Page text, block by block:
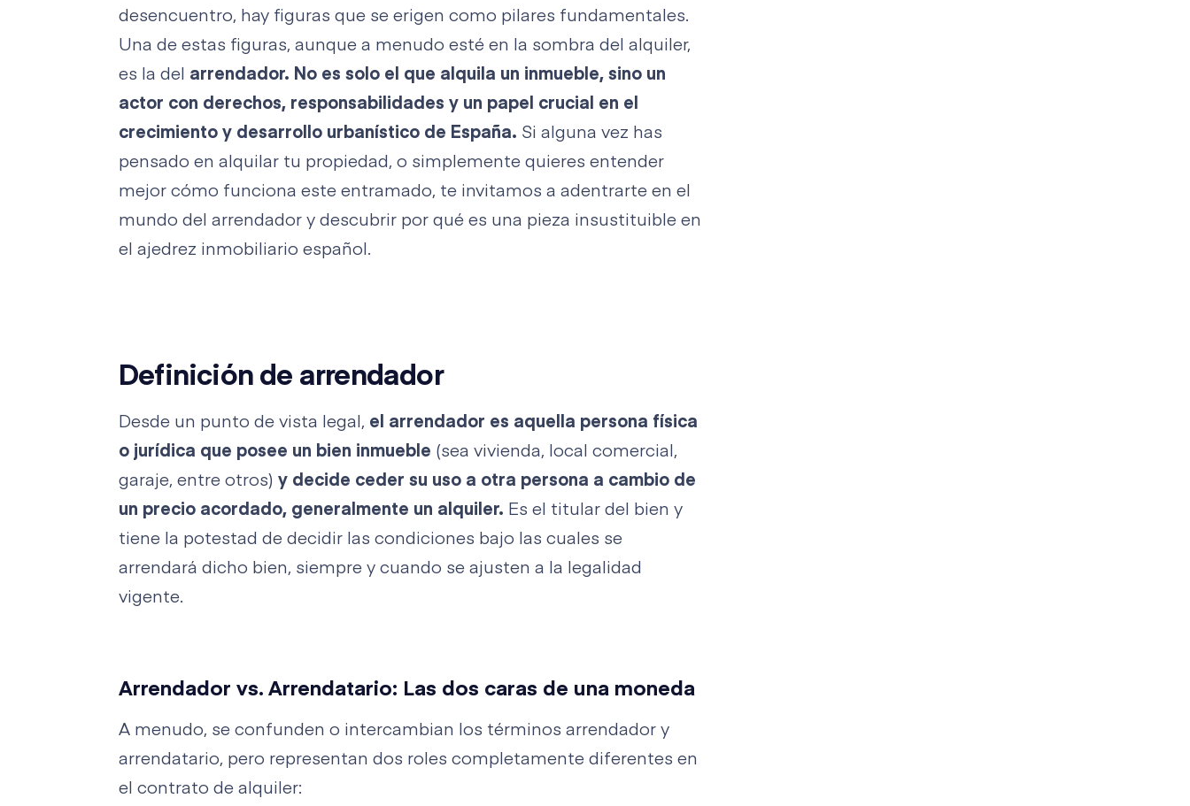
desencuentro, hay figuras que se erigen como pilares fundamentales.
Una de estas figuras, aunque a menudo esté en la sombra del alquiler,
es la del arrendador. No es solo el que alquila un inmueble, sino un
actor con derechos, responsabilidades y un papel crucial en el
crecimiento y desarrollo urbanístico de España. Si alguna vez has
pensado en alquilar tu propiedad, o simplemente quieres entender
mejor cómo funciona este entramado, te invitamos a adentrarte en el
mundo del arrendador y descubrir por qué es una pieza insustituible en
el ajedrez inmobiliario español.
Definición de arrendador
Desde un punto de vista legal, el arrendador es aquella persona física
o jurídica que posee un bien inmueble (sea vivienda, local comercial,
garaje, entre otros) y decide ceder su uso a otra persona a cambio de
un precio acordado, generalmente un alquiler. Es el titular del bien y
tiene la potestad de decidir las condiciones bajo las cuales se
arrendará dicho bien, siempre y cuando se ajusten a la legalidad
vigente.
Arrendador vs. Arrendatario: Las dos caras de una moneda
A menudo, se confunden o intercambian los términos arrendador y
arrendatario, pero representan dos roles completamente diferentes en
el contrato de alquiler: